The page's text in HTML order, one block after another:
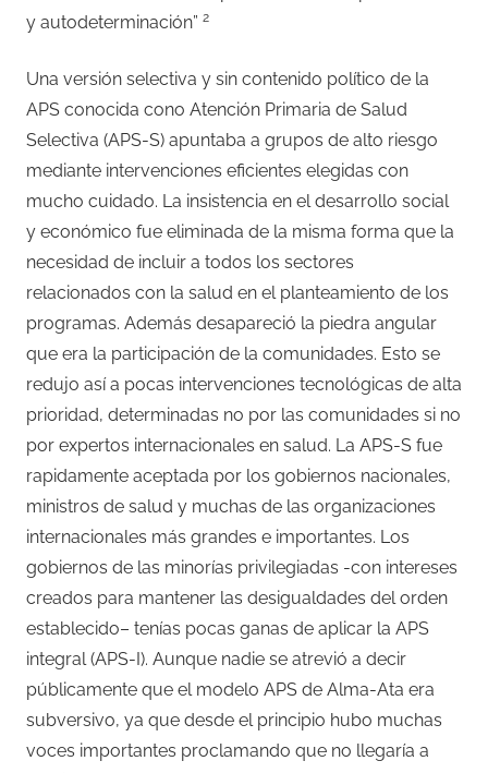
y autodeterminación” 2
Una versión selectiva y sin contenido político de la
APS conocida cono Atención Primaria de Salud
Selectiva (APS-S) apuntaba a grupos de alto riesgo
mediante intervenciones eficientes elegidas con
mucho cuidado. La insistencia en el desarrollo social
y económico fue eliminada de la misma forma que la
necesidad de incluir a todos los sectores
relacionados con la salud en el planteamiento de los
programas. Además desapareció la piedra angular
que era la participación de la comunidades. Esto se
redujo así a pocas intervenciones tecnológicas de alta
prioridad, determinadas no por las comunidades si no
por expertos internacionales en salud. La APS-S fue
rapidamente aceptada por los gobiernos nacionales,
ministros de salud y muchas de las organizaciones
internacionales más grandes e importantes. Los
gobiernos de las minorías privilegiadas -con intereses
creados para mantener las desigualdades del orden
establecido– tenías pocas ganas de aplicar la APS
integral (APS-I). Aunque nadie se atrevió a decir
públicamente que el modelo APS de Alma-Ata era
subversivo, ya que desde el principio hubo muchas
voces importantes proclamando que no llegaría a